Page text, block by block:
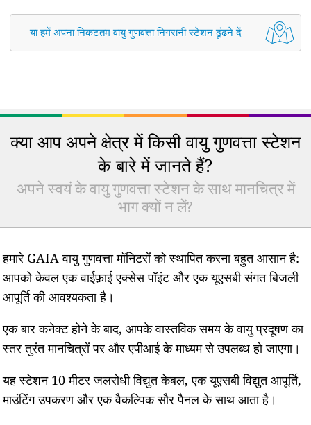
या हमें अपना निकटतम वायु गुणवत्ता निगरानी स्टेशन ढूंढने दें
क्या आप अपने क्षेत्र में किसी वायु गुणवत्ता स्टेशन
के बारे में जानते हैं?
अपने स्वयं के वायु गुणवत्ता स्टेशन के साथ मानचित्र में
भाग क्यों न लें?
हमारे GAIA वायु गुणवत्ता मॉनिटरों को स्थापित करना बहुत आसान है:
आपको केवल एक वाईफ़ाई एक्सेस पॉइंट और एक यूएसबी संगत बिजली
आपूर्ति की आवश्यकता है।
एक बार कनेक्ट होने के बाद, आपके वास्तविक समय के वायु प्रदूषण का
स्तर तुरंत मानचित्रों पर और एपीआई के माध्यम से उपलब्ध हो जाएगा।
यह स्टेशन 10 मीटर जलरोधी विद्युत केबल, एक यूएसबी विद्युत आपूर्ति,
माउंटिंग उपकरण और एक वैकल्पिक सौर पैनल के साथ आता है।